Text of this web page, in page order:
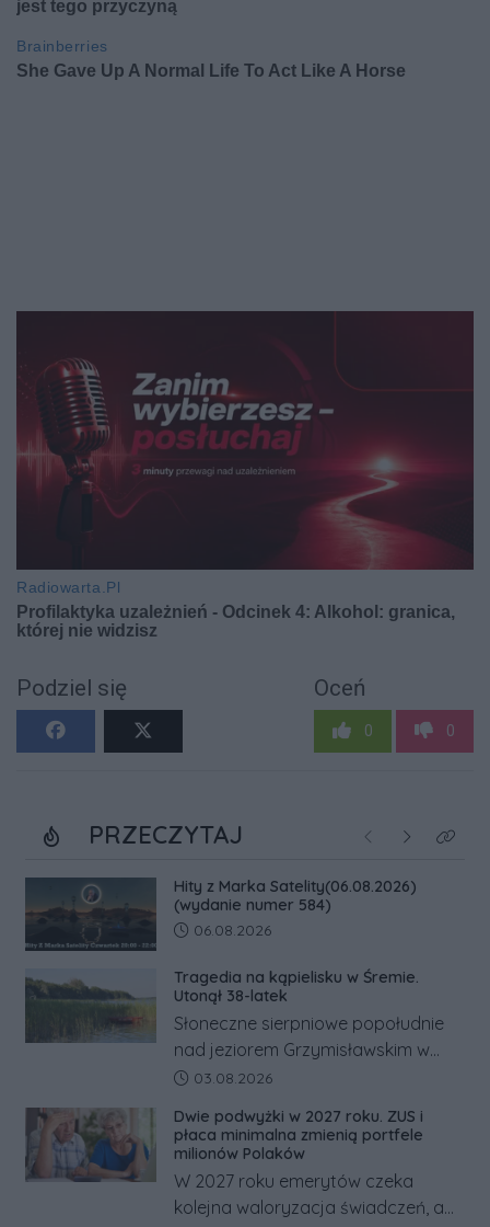
Podziel się Oceń
0 0
PRZECZYTAJ Poprzednie
NastępneKliknij
Hity z Marka Satelity(06.08.2026)
(wydanie numer 584)
Data dodania artykułu:
06.08.2026
Tragedia na kąpielisku w Śremie.
Utonął 38-latek
Słoneczne sierpniowe popołudnie
nad jeziorem Grzymisławskim w
powiecie śremskim zakończyło się
odwrócić nawet natychmiastowe
działania służb ratunkowych.
Data dodania artykułu:
03.08.2026
Dwie podwyżki w 2027 roku. ZUS i
płaca minimalna zmienią portfele
milionów Polaków
W 2027 roku emerytów czeka
kolejna waloryzacja świadczeń, a